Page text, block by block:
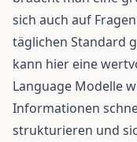
sich auch auf
täglichen Standard
kann hier eine
Language Modelle
Informationen
strukturieren und